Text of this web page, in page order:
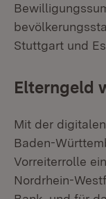
Stuttgart und
Elterngeld
Mit der
Baden-
Vorreiterrolle
Nordrhein-